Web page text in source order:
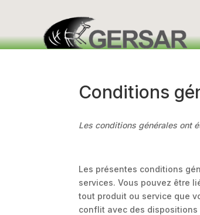
Conditions
Les conditions générales ont
Les présentes conditions
services. Vous pouvez être
tout produit ou service que
conflit avec des